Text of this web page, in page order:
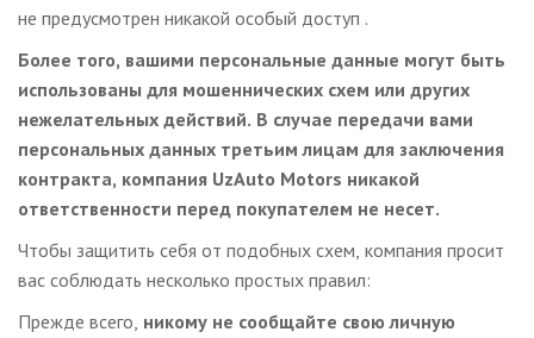
не предусмотрен никакой особый доступ .
Более того, вашими персональные данные могут быть
использованы для мошеннических схем или других
нежелательных действий. В случае передачи вами
персональных данных третьим лицам для заключения
контракта, компания UzAuto Motors никакой
ответственности перед покупателем не несет.
Чтобы защитить себя от подобных схем, компания просит
вас соблюдать несколько простых правил:
Прежде всего, никому не сообщайте свою личную